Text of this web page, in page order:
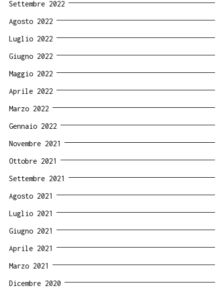
Settembre 2022
Agosto 2022
Luglio 2022
Giugno 2022
Maggio 2022
Aprile 2022
Marzo 2022
Gennaio 2022
Novembre 2021
Ottobre 2021
Settembre 2021
Agosto 2021
Luglio 2021
Giugno 2021
Aprile 2021
Marzo 2021
Dicembre 2020